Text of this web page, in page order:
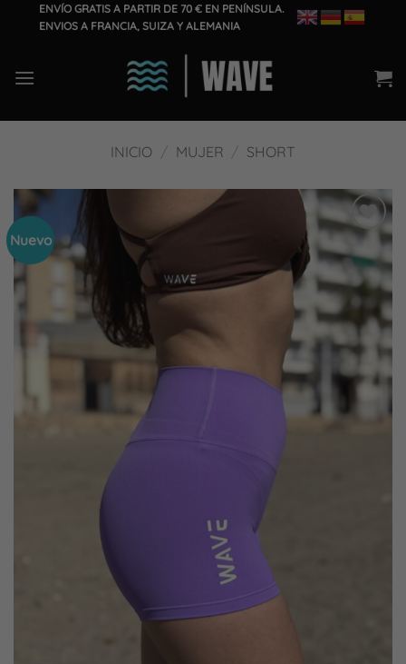
ENVÍO GRATIS A PARTIR DE 70 € EN PENÍNSULA.
ENVIOS A FRANCIA, SUIZA Y ALEMANIA
INICIO / MUJER / SHORT
Nuevo
Añadir
a la
lista
de
deseos